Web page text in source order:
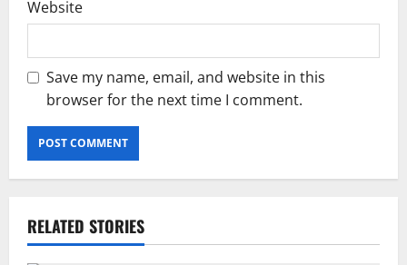
Website
Save my name, email, and website in this
browser for the next time I comment.
RELATED STORIES